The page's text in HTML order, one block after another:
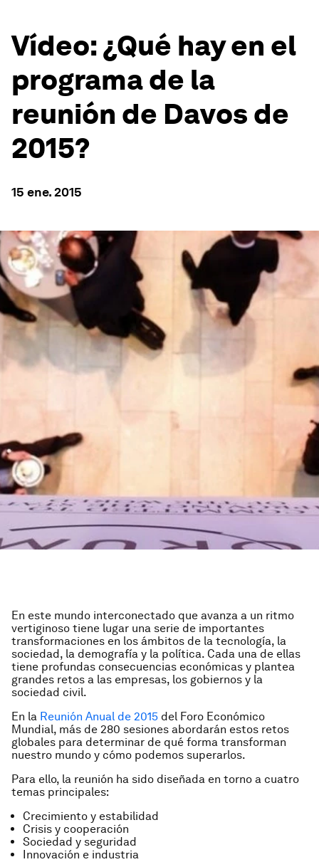
Vídeo: ¿Qué hay en el
programa de la
reunión de Davos de
2015?
15 ene. 2015
En este mundo interconectado que avanza a un ritmo
vertiginoso tiene lugar una serie de importantes
transformaciones en los ámbitos de la tecnología, la
sociedad, la demografía y la política. Cada una de ellas
tiene profundas consecuencias económicas y plantea
grandes retos a las empresas, los gobiernos y la
sociedad civil.
En la Reunión Anual de 2015 del Foro Económico
Mundial, más de 280 sesiones abordarán estos retos
globales para determinar de qué forma transforman
nuestro mundo y cómo podemos superarlos.
Para ello, la reunión ha sido diseñada en torno a cuatro
temas principales:
Crecimiento y estabilidad
Crisis y cooperación
Sociedad y seguridad
Innovación e industria